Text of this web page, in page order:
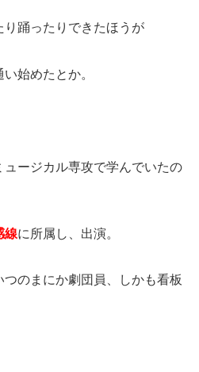
踊ったりできたほうが
始めたとか。
ージカル専攻で学んでいたの
線に所属し、出演。
のまにか劇団員、しかも看板